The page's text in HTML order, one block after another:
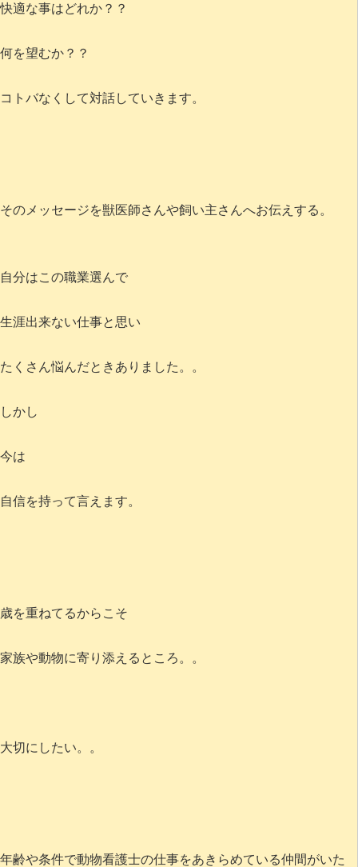
快適な事はどれか？？
何を望むか？？
コトバなくして対話していきます。
そのメッセージを獣医師さんや飼い主さんへお伝えする。
自分はこの職業選んで
生涯出来ない仕事と思い
たくさん悩んだときありました。。
しかし
今は
自信を持って言えます。
歳を重ねてるからこそ
家族や動物に寄り添えるところ。。
大切にしたい。。
年齢や条件で動物看護士の仕事をあきらめている仲間がいた